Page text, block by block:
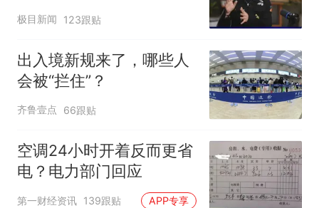
不易”，称自己买衣服80%
极目新闻 123跟贴
出入境新规来了，哪些人
会被“拦住”？
齐鲁壹点 66跟贴
空调24小时开着反而更省
电？电力部门回应
第一财经资讯 139跟贴 APP专享